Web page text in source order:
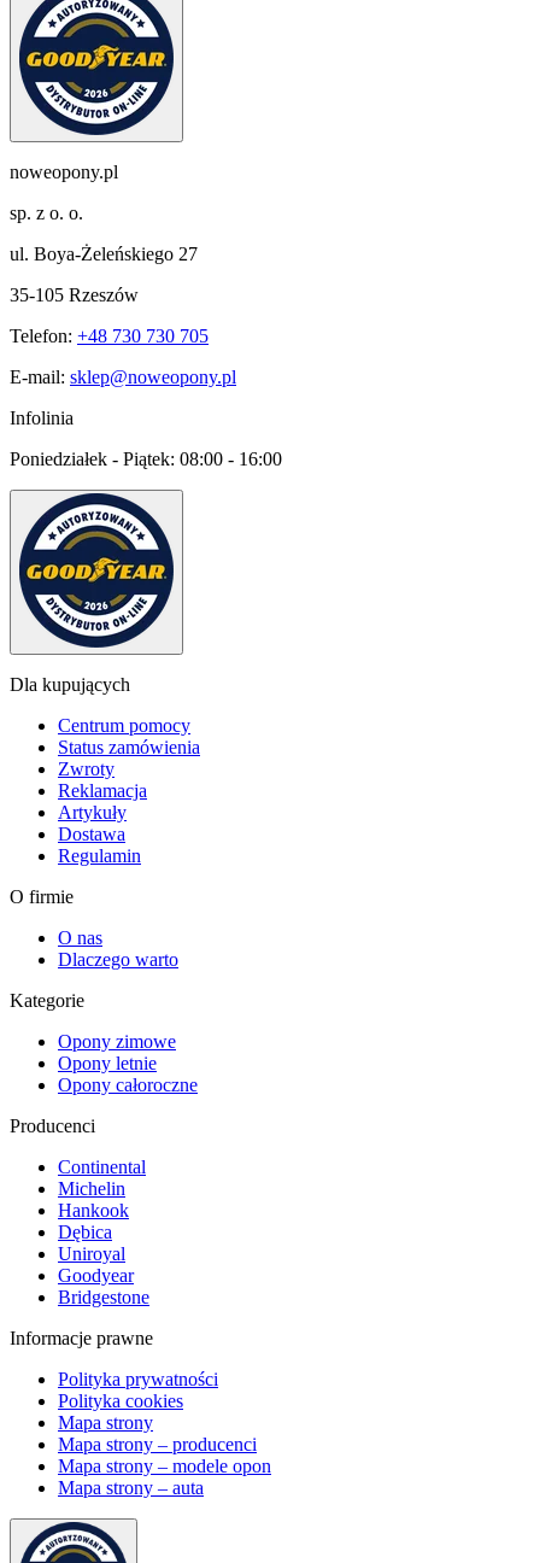
noweopony.pl
sp. z o. o.
ul. Boya-Żeleńskiego 27
35-105 Rzeszów
Telefon: +48 730 730 705
E-mail: sklep@noweopony.pl
Infolinia
Poniedziałek - Piątek: 08:00 - 16:00
Dla kupujących
Centrum pomocy
Status zamówienia
Zwroty
Reklamacja
Artykuły
Dostawa
Regulamin
O firmie
O nas
Dlaczego warto
Kategorie
Opony zimowe
Opony letnie
Opony całoroczne
Producenci
Continental
Michelin
Hankook
Dębica
Uniroyal
Goodyear
Bridgestone
Informacje prawne
Polityka prywatności
Polityka cookies
Mapa strony
Mapa strony – producenci
Mapa strony – modele opon
Mapa strony – auta